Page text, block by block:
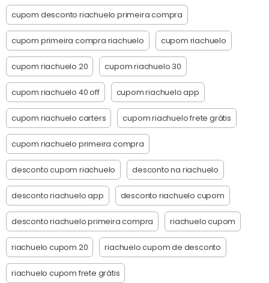
cupom desconto riachuelo primeira compra
cupom primeira compra riachuelo cupom riachuelo
cupom riachuelo 20 cupom riachuelo 30
cupom riachuelo 40 off cupom riachuelo app
cupom riachuelo carters cupom riachuelo frete grátis
cupom riachuelo primeira compra
desconto cupom riachuelo desconto na riachuelo
desconto riachuelo app desconto riachuelo cupom
desconto riachuelo primeira compra riachuelo cupom
riachuelo cupom 20 riachuelo cupom de desconto
riachuelo cupom frete grátis